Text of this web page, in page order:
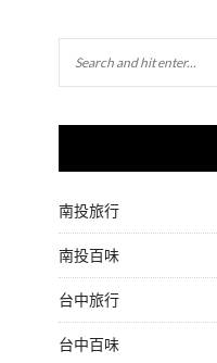
南投旅行
南投百味
台中旅行
台中百味